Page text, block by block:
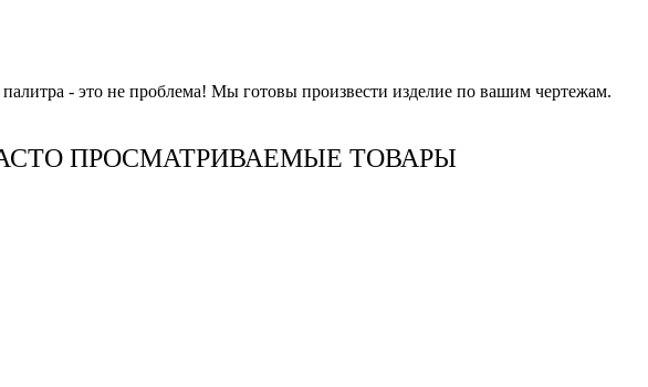
- это не проблема! Мы готовы произвести изделие по вашим чертежам.
ПРОСМАТРИВАЕМЫЕ ТОВАРЫ